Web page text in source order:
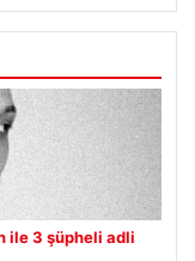
ile 3 şüpheli adli